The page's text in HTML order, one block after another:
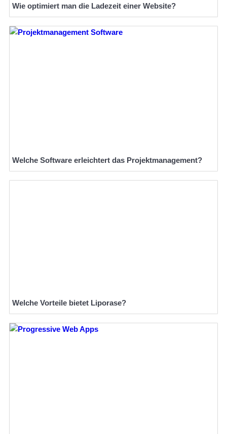
Wie optimiert man die Ladezeit einer Website?
Welche Software erleichtert das Projektmanagement?
Welche Vorteile bietet Liporase?